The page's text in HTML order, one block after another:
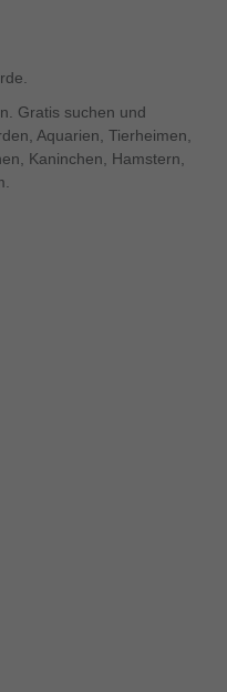
Gratis suchen und
Aquarien, Tierheimen,
Kaninchen, Hamstern,